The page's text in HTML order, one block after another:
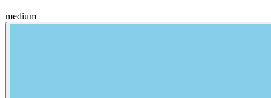
medium